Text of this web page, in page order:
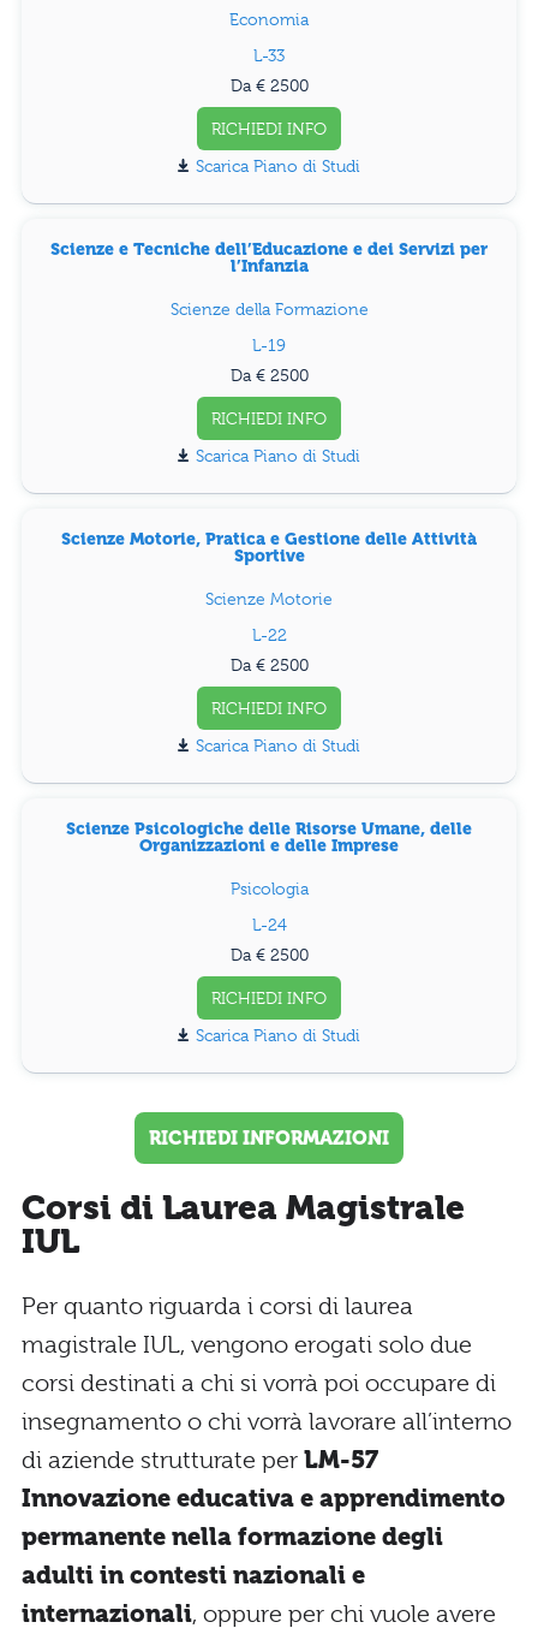
Economia
L-33
Da € 2500
RICHIEDI INFO
Piano di Studi
Scienze e Tecniche dell’Educazione e dei Servizi per
l’Infanzia
Scienze della Formazione
L-19
Da € 2500
RICHIEDI INFO
Piano di Studi
Scienze Motorie, Pratica e Gestione delle Attività
Sportive
Scienze Motorie
L-22
Da € 2500
RICHIEDI INFO
Piano di Studi
Scienze Psicologiche delle Risorse Umane, delle
Organizzazioni e delle Imprese
Psicologia
L-24
Da € 2500
RICHIEDI INFO
Piano di Studi
RICHIEDI INFORMAZIONI
Corsi di Laurea Magistrale
IUL
Per quanto riguarda i corsi di laurea
magistrale IUL, vengono erogati solo due
corsi destinati a chi si vorrà poi occupare di
insegnamento o chi vorrà lavorare all’interno
di aziende strutturate per LM-57
Innovazione educativa e apprendimento
permanente nella formazione degli
adulti in contesti nazionali e
internazionali, oppure per chi vuole avere